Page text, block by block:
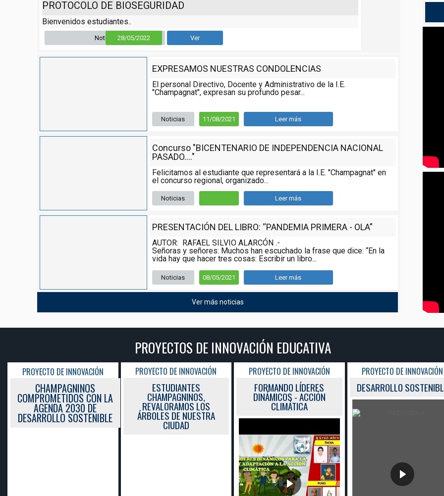
PROTOCOLO DE BIOSEGURIDAD
Bienvenidos estudiantes..
Noticia 28/05/2022 Ver
EXPRESAMOS NUESTRAS CONDOLENCIAS
El personal Directivo, Docente y Administrativo de la I.E.
"Champagnat", expresan su profundo pesar...
Noticias 11/08/2021 Leer más
Concurso "BICENTENARIO DE INDEPENDENCIA NACIONAL
PASADO...."
Felicitamos al estudiante que representará a la I.E. "Champagnat" en
el concurso regional, organizado...
Noticias Leer más
PRESENTACIÓN DEL LIBRO: “PANDEMIA PRIMERA - OLA”
AUTOR: RAFAEL SILVIO ALARCÓN .-
Señoras y señores: Muchos han escuchado la frase que dice: “En la
vida hay que hacer tres cosas: Escribir un libro...
Noticias 08/05/2021 Leer más
Ver más noticias
PROYECTOS DE INNOVACIÓN EDUCATIVA
CON LA
PROYECTO DE INNOVACIÓN
ESTUDIANTES
CHAMPAGNINOS,
REVALORAMOS LOS
ÁRBOLES DE NUESTRA
CIUDAD
PROYECTO DE INNOVACIÓN
FORMANDO LÍDERES
DINÁMICOS - ACCIÓN
CLIMÁTICA
PROYECTO DE INNOVACIÓN
DESARROLLO SOSTENIBLE